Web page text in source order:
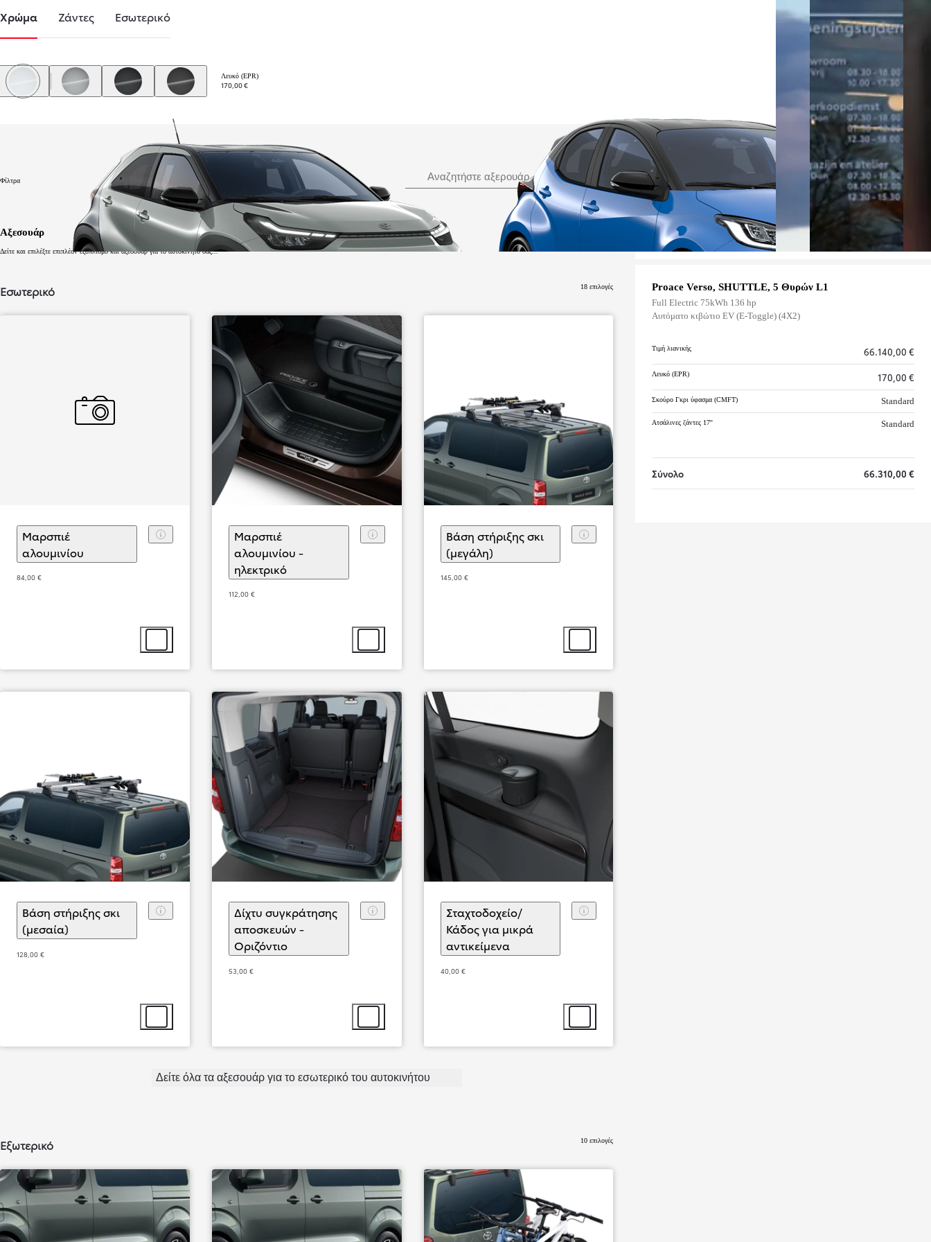
276,52 € /Μήνα
Χρώμα Ζάντες Εσωτερικό
Λευκό (EPR)Ασημί (KCA) Γκρι (KKJ) Μαύρο (KTV)
Λευκό (EPR)
170,00 €
Φίλτρα Αναζητήστε αξερουάρ
Αναζήτηση
Αξεσουάρ
Δείτε και επιλέξτε επιπλέον εξοπλισμό και αξεσουάρ για το αυτοκίνητό σας...
Εσωτερικό 18 επιλογές
Μαρσπιέ
αλουμινίου
84,00 €
Μαρσπιέ
αλουμινίου -
ηλεκτρικό(
112,00 €
Βάση στήριξης σκι
(μεγάλη)
145,00 €
Βάση στήριξης σκι
(μεσαία)
128,00 €
Δίχτυ συγκράτησης
αποσκευών -
Οριζόντιο(
53,00 €
Σταχτοδοχείο/
Κάδος για μικρά
αντικείμενα(
40,00 €
Δείτε όλα τα αξεσουάρ για το εσωτερικό του αυτοκινήτου
Εξωτερικό 10 επιλογές
Σύνολο 66.310,00 €
Σύνοψη
Proace Verso, SHUTTLE, 5 Θυρών L1
Full Electric 75kWh 136 hp
Αυτόματο κιβώτιο EV (E-Toggle) (4X2)
Τιμή λιανικής 66.140,00 €
Λευκό (EPR) 170,00 €
Σκούρο Γκρι ύφασμα (CMFT) Standard
Ατσάλινες ζάντες 17'' Standard
Σύνολο 66.310,00 €